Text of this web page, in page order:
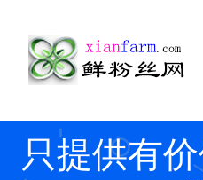
只提供有